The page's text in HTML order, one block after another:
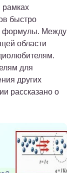
рамках
быстро
формулы. Между
области
для
других
рассказано о